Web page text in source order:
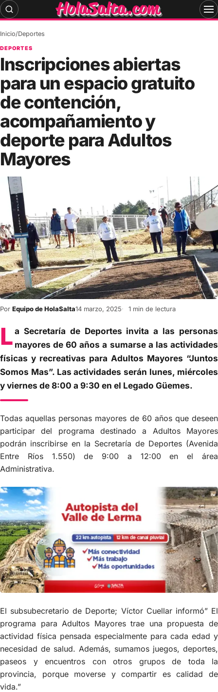
Skip
to
Inicio/Deportes
DEPORTES
Inscripciones abiertas
para un espacio gratuito
de contención,
acompañamiento y
deporte para Adultos
Mayores
Por Equipo de HolaSalta14 marzo, 2025 1 min de lectura
La Secretaría de Deportes invita a las personas
mayores de 60 años a sumarse a las actividades
físicas y recreativas para Adultos Mayores “Juntos
Somos Mas”. Las actividades serán lunes, miércoles
y viernes de 8:00 a 9:30 en el Legado Güemes.
Todas aquellas personas mayores de 60 años que deseen
participar del programa destinado a Adultos Mayores
podrán inscribirse en la Secretaría de Deportes (Avenida
Entre Ríos 1.550) de 9:00 a 12:00 en el área
Administrativa.
El subsubecretario de Deporte; Víctor Cuellar informó” El
programa para Adultos Mayores trae una propuesta de
actividad física pensada especialmente para cada edad y
necesidad de salud. Además, sumamos juegos, deportes,
paseos y encuentros con otros grupos de toda la
provincia, porque moverse y compartir es calidad de
vida.”